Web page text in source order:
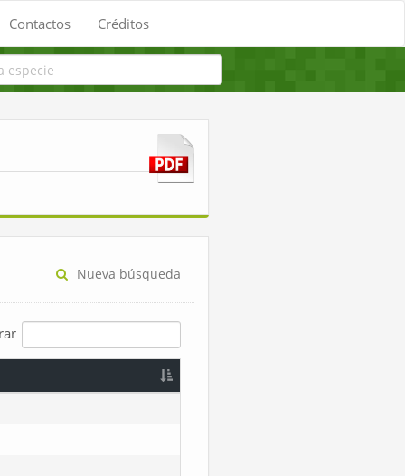
Contactos Créditos
Nueva búsqueda